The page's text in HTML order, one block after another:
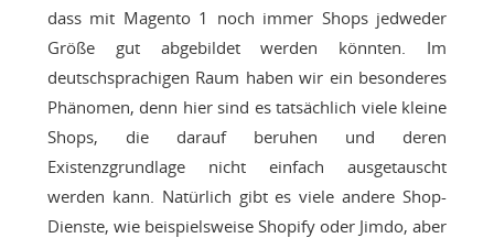
dass mit Magento 1 noch immer Shops jedweder
Größe gut abgebildet werden könnten. Im
deutschsprachigen Raum haben wir ein besonderes
Phänomen, denn hier sind es tatsächlich viele kleine
Shops, die darauf beruhen und deren
Existenzgrundlage nicht einfach ausgetauscht
werden kann. Natürlich gibt es viele andere Shop-
Dienste, wie beispielsweise Shopify oder Jimdo, aber